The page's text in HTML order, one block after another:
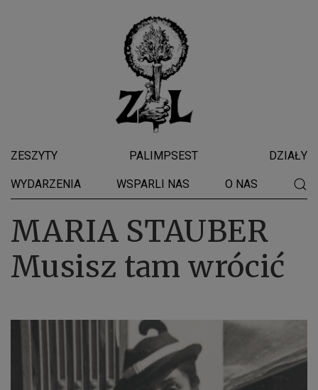
ZESZYTY PALIMPSEST DZIAŁY
WYDARZENIA WSPARLI NAS O NAS
MARIA STAUBER
Musisz tam wrócić